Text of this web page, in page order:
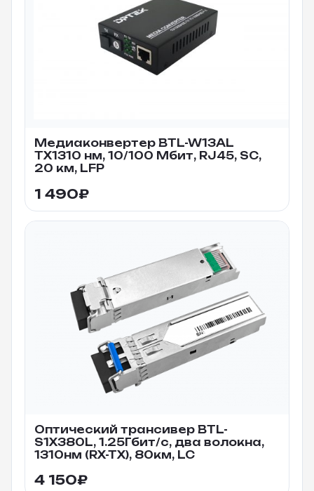
Медиаконвертер BTL-W13AL
TX1310 нм, 10/100 Мбит, RJ45, SC,
20 км, LFP
1 490₽
Оптический трансивер BTL-
S1X380L, 1.25Гбит/c, два волокна,
1310нм (RX-TX), 80км, LC
4 150₽